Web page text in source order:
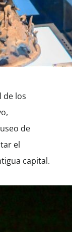
de los
de
el
capital.